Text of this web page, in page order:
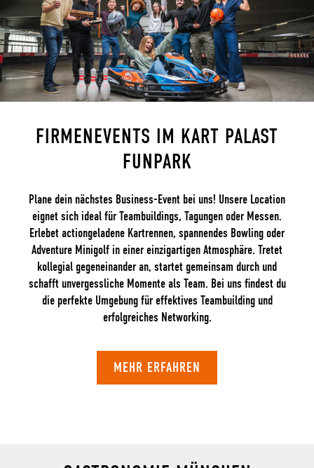
FIRMENEVENTS IM KART PALAST
FUNPARK
Plane dein nächstes Business-Event bei uns! Unsere Location
eignet sich ideal für Teambuildings, Tagungen oder Messen.
Erlebet actiongeladene Kartrennen, spannendes Bowling oder
Adventure Minigolf in einer einzigartigen Atmosphäre. Tretet
kollegial gegeneinander an, startet gemeinsam durch und
schafft unvergessliche Momente als Team. Bei uns findest du
die perfekte Umgebung für effektives Teambuilding und
erfolgreiches Networking.
MEHR ERFAHREN